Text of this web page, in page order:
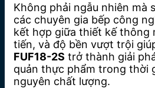
Không phải ngẫu nhiên mà
các chuyên gia bếp công
kết hợp giữa thiết kế thông
tiến, và độ bền vượt trội
FUF18-2S trở thành giải
quản thực phẩm trong thời
nguyên chất lượng.